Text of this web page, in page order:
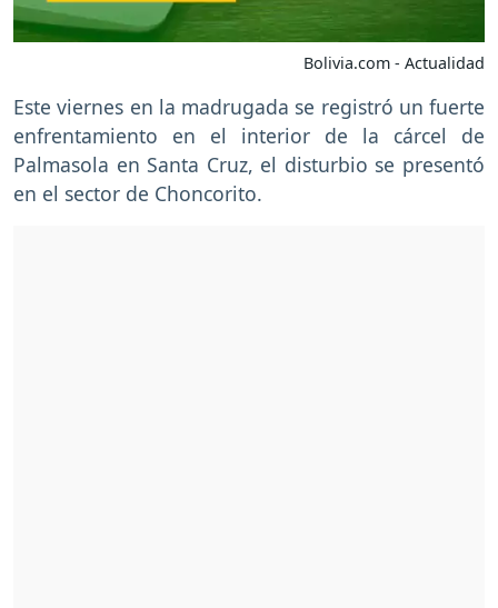
Bolivia.com - Actualidad
Este viernes en la madrugada se registró un fuerte
enfrentamiento en el interior de la cárcel de
Palmasola en Santa Cruz, el disturbio se presentó
en el sector de Choncorito.